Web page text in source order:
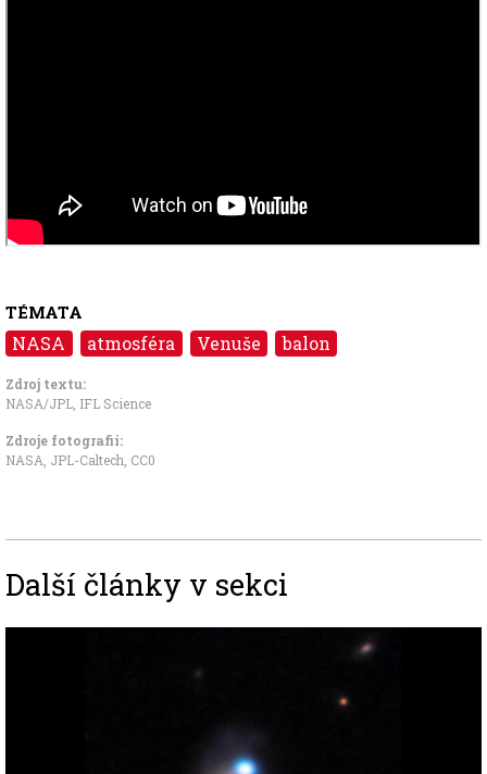
TÉMATA
NASA atmosféra Venuše balon
Zdroj textu:
NASA/JPL IFL Science
Zdroje fotografii:
NASA, JPL-Caltech CC0
Další články v sekci